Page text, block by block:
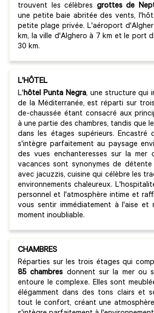
trouvent les célèbres grottes de
une petite baie abritée des vents,
petite plage privée. L'aéroport
km, la ville d'Alghero à 7 km et le port
30 km.
L'HÔTEL
L'hôtel Punta Negra, une structure qui
de la Méditerranée, est réparti sur
de-chaussée étant consacré aux
à une partie des chambres, tandis que
dans les étages supérieurs. Encastré
s'intègre parfaitement au paysage
des vues enchanteresses sur la mer
vacances sont synonymes de
avec jacuzzis, cuisine qui célèbre les
environnements chaleureux.
personnel et l'atmosphère intime et
vous sentir immédiatement à l'aise et
moment inoubliable.
CHAMBRES
Réparties sur les trois étages qui
85 chambres donnent sur la mer ou
entoure le complexe. Elles sont
élégamment dans des tons clairs et
tout le confort, créant une